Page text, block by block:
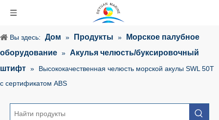
Вы здесь: Дом » Продукты »
Морское палубное
оборудование » Акулья челюсть/буксировочный
штифт »
Высококачественная челюсть морской акулы SWL 50T
с сертификатом ABS